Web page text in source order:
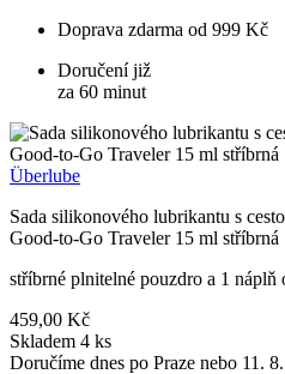
Doprava zdarma od 999 Kč
Doručení již
za 60 minut
Überlube
Sada silikonového lubrikantu s
Good-to-Go Traveler 15 ml stříbrná
stříbrné plnitelné pouzdro a 1 náplň
459,00 Kč
Skladem 4 ks
Doručíme dnes po Praze nebo 11.